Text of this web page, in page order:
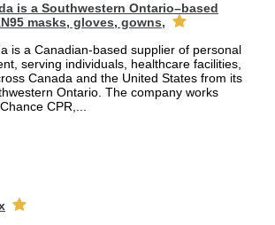
is a Southwestern Ontario–based
masks, gloves, gowns,
is a Canadian-based supplier of personal
serving individuals, healthcare facilities,
Canada and the United States from its
Ontario. The company works
CPR,...